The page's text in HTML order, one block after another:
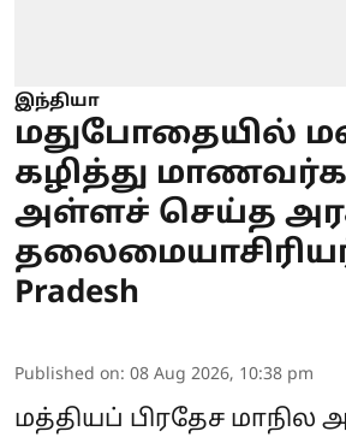
இந்தியா
மதுபோதையில்
கழித்து
அள்ளச் செய்த
தலைமையாசிரியர்
Pradesh
Published on: 08 Aug 2026, 10:38 pm
மத்தியப் பிரதேச மாநில